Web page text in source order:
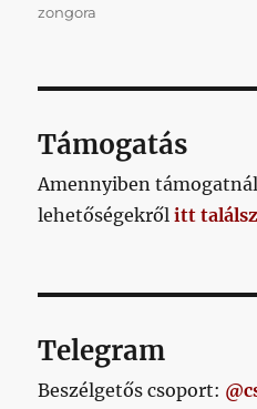
zongora
Támogatás
Amennyiben
lehetőségekrőlitt
Telegram
Beszélgetős csoport: